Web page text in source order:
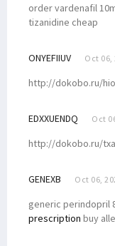
order vardenafil
tizanidine cheap
ONYEFIIUV Oct 06,
http://dokobo.ru/
EDXXUENDQ Oct
http://dokobo.ru/
GENEXB Oct 06,
generic perindopril
prescription buy